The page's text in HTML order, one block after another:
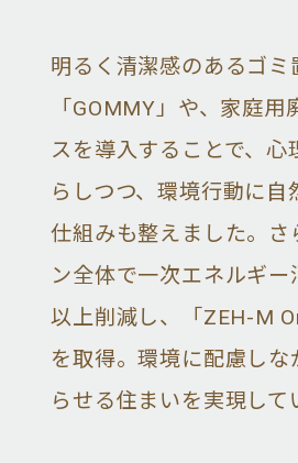
明るく清潔感のあるゴミ
「GOMMY」や、家庭用
スを導入することで、心
らしつつ、環境行動に自
仕組みも整えました。さ
ン全体で一次エネルギー
以上削減し、「ZEH-M
を取得。環境に配慮しな
らせる住まいを実現して